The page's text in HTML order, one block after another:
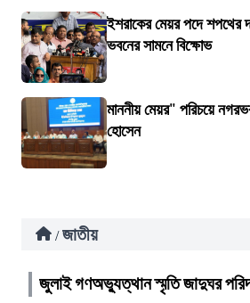
ইশরাকের মেয়র পদে শপথের
ভবনের সামনে বিক্ষোভ
মাননীয় মেয়র" পরিচয়ে
হোসেন
/ জাতীয়
জুলাই গণঅভ্যুত্থান স্মৃতি জাদুঘর